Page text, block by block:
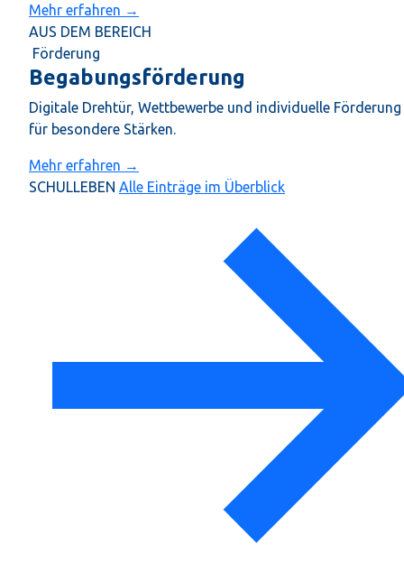
Mehr erfahren →
AUS DEM BEREICH
Förderung
Begabungsförderung
Digitale Drehtür, Wettbewerbe und individuelle Förderung
für besondere Stärken.
Mehr erfahren →
SCHULLEBEN Alle Einträge im Überblick